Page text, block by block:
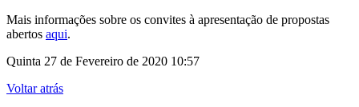
Mais informações sobre os convites à apresentação de propostas
abertos aqui.
Quinta 27 de Fevereiro de 2020 10:57
Voltar atrás